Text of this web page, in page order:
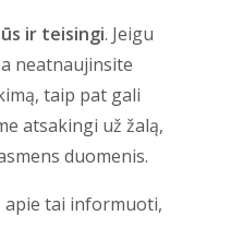
ir teisingi. Jeigu
neatnaujinsite
taip pat gali
atsakingi už žalą,
duomenis.
apie tai informuoti,